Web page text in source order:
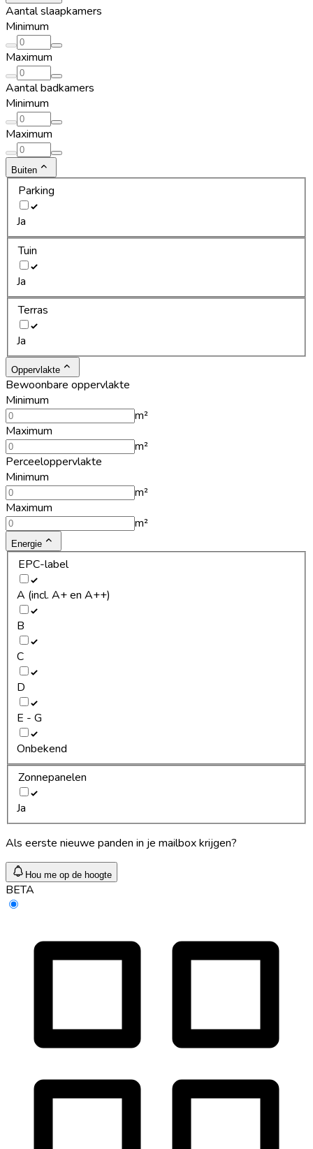
Aantal slaapkamers
Minimum
Maximum
Aantal badkamers
Minimum
Maximum
Buiten
Parking
Ja
Tuin
Ja
Terras
Ja
Oppervlakte
Bewoonbare oppervlakte
Minimum
m²
Maximum
m²
Perceeloppervlakte
Minimum
m²
Maximum
m²
Energie
EPC-label
A (incl. A+ en A++)
B
C
D
E - G
Onbekend
Zonnepanelen
Ja
Als eerste nieuwe panden in je mailbox krijgen?
Hou me op de hoogte
BETA